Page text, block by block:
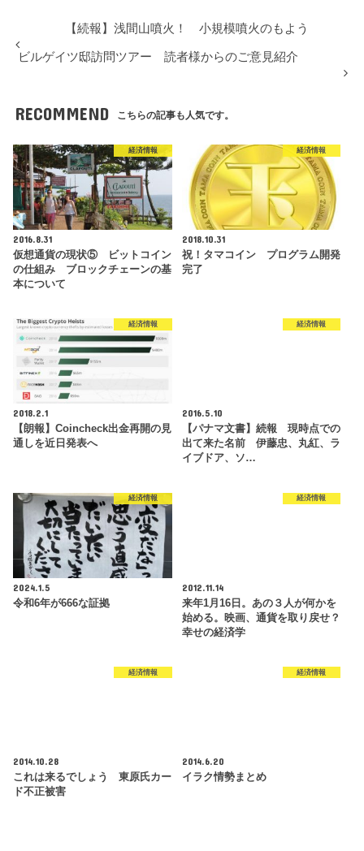
【続報】浅間山噴火！ 小規模噴火のもよう
ビルゲイツ邸訪問ツアー 読者様からのご意見紹介
RECOMMEND こちらの記事も人気です。
経済情報
2016.8.31
仮想通貨の現状⑤ ビットコイン
の仕組み ブロックチェーンの基
本について
経済情報
2018.10.31
祝！タマコイン プログラム開発
完了
経済情報
2018.2.1
【朗報】Coincheck出金再開の見
通しを近日発表へ
経済情報
2016.5.10
【パナマ文書】続報 現時点での
出て来た名前 伊藤忠、丸紅、ラ
イブドア、ソ…
経済情報
2024.1.5
令和6年が666な証拠
経済情報
2012.11.14
来年1月16日。あの３人が何かを
始める。映画、通貨を取り戻せ？
幸せの経済学
経済情報
2014.10.28
これは来るでしょう 東原氏カー
ド不正被害
経済情報
2014.6.20
イラク情勢まとめ